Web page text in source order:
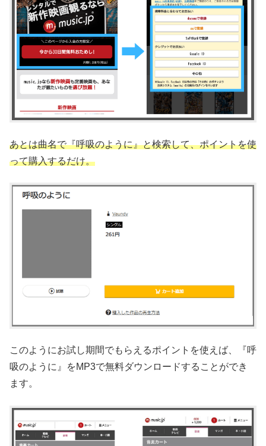
あとは曲名で『呼吸のように』と検索して、ポイントを使
って購入するだけ。
このようにお試し期間でもらえるポイントを使えば、『呼
吸のように』をMP3で無料ダウンロードすることができ
ます。